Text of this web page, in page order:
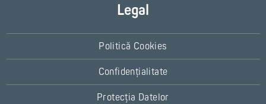
Legal
Politică Cookies
Confidențialitate
Protecția Datelor